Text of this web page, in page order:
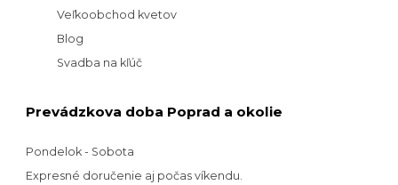
Veľkoobchod kvetov
Blog
Svadba na kľúč
Prevádzkova doba Poprad a okolie
Pondelok - Sobota
Expresné doručenie aj počas víkendu.